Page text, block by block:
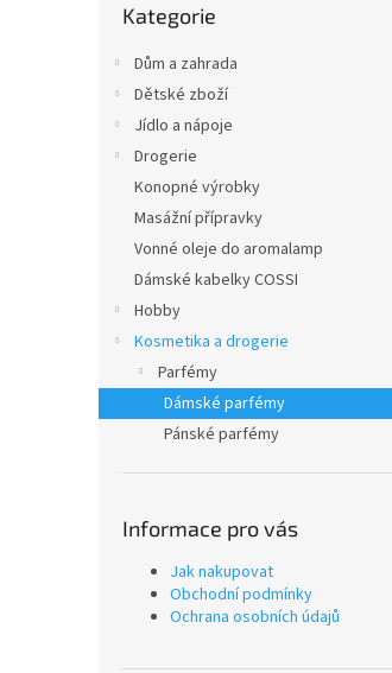
kategorie
Kategorie
Dům a zahrada
Dětské zboží
Jídlo a nápoje
Drogerie
Konopné výrobky
Masážní přípravky
Vonné oleje do aromalamp
Dámské kabelky COSSI
Hobby
Kosmetika a drogerie
Parfémy
Dámské parfémy
Pánské parfémy
Informace pro vás
Jak nakupovat
Obchodní podmínky
Ochrana osobních údajů